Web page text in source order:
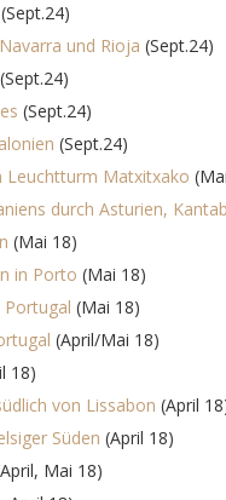
(Sept.24)
und Rioja (Sept.24)
(Sept.24)
(Sept.24)
(Sept.24)
Matxitxako
durch Asturien,
(Mai 18)
in Porto (Mai 18)
(Mai 18)
(April/Mai 18)
18)
von Lissabon (April
Süden (April 18)
Mai 18)